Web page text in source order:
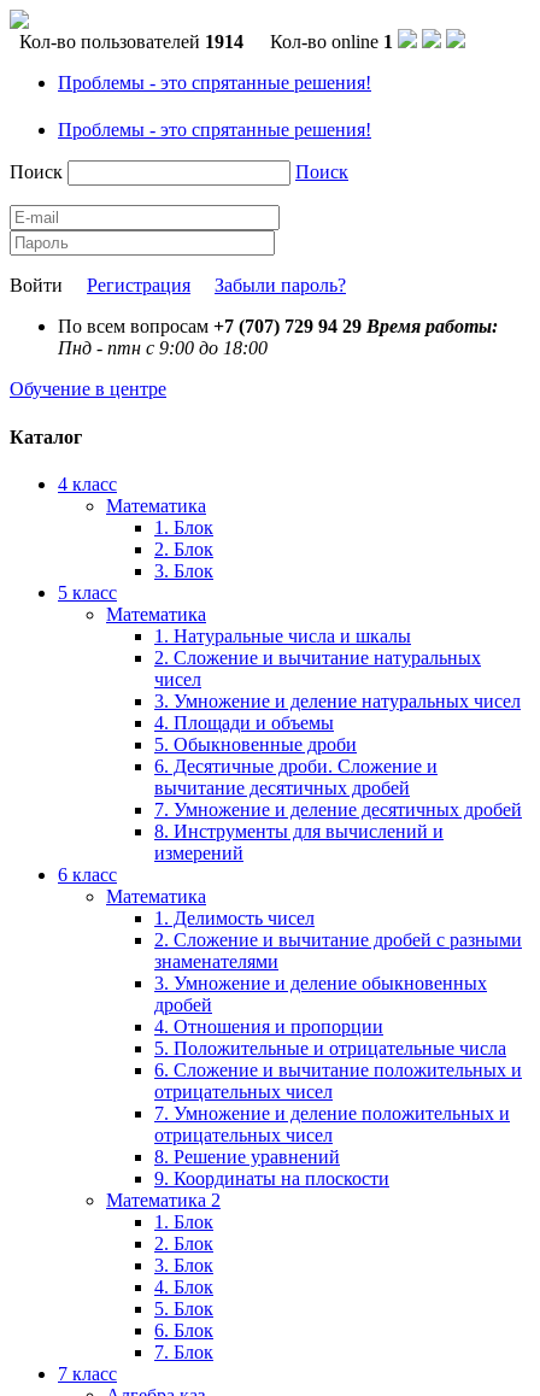
Кол-во пользователей 1914 Кол-во online 1
Проблемы - это спрятанные решения!
Проблемы - это спрятанные решения!
Поиск Поиск
Войти Регистрация
Забыли пароль?
По всем вопросам +7 (707) 729 94 29 Время работы:
Пнд - птн с 9:00 до 18:00
Обучение в центре
Каталог
4 класс
Математика
1. Блок
2. Блок
3. Блок
5 класс
Математика
1. Натуральные числа и шкалы
2. Сложение и вычитание натуральных
чисел
3. Умножение и деление натуральных чисел
4. Площади и объемы
5. Обыкновенные дроби
6. Десятичные дроби. Сложение и
вычитание десятичных дробей
7. Умножение и деление десятичных дробей
8. Инструменты для вычислений и
измерений
6 класс
Математика
1. Делимость чисел
2. Сложение и вычитание дробей с разными
знаменателями
3. Умножение и деление обыкновенных
дробей
4. Отношения и пропорции
5. Положительные и отрицательные числа
6. Сложение и вычитание положительных и
отрицательных чисел
7. Умножение и деление положительных и
отрицательных чисел
8. Решение уравнений
9. Координаты на плоскости
Математика 2
1. Блок
2. Блок
3. Блок
4. Блок
5. Блок
6. Блок
7. Блок
7 класс